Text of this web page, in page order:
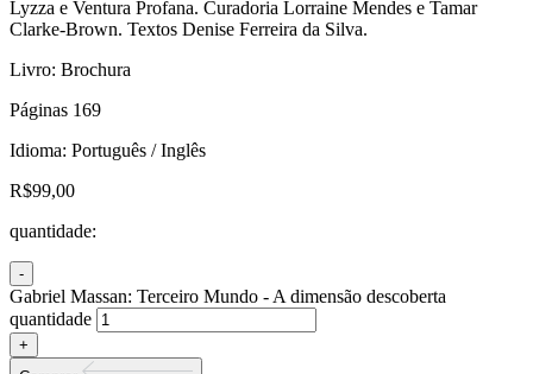
Lyzza e Ventura Profana. Curadoria Lorraine Mendes e Tamar
Clarke-Brown. Textos Denise Ferreira da Silva.
Livro: Brochura
Páginas 169
Idioma: Português / Inglês
R$99,00
quantidade:
Gabriel Massan: Terceiro Mundo - A dimensão descoberta
quantidade